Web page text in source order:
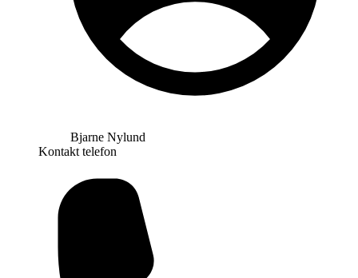
Bjarne Nylund
Kontakt telefon